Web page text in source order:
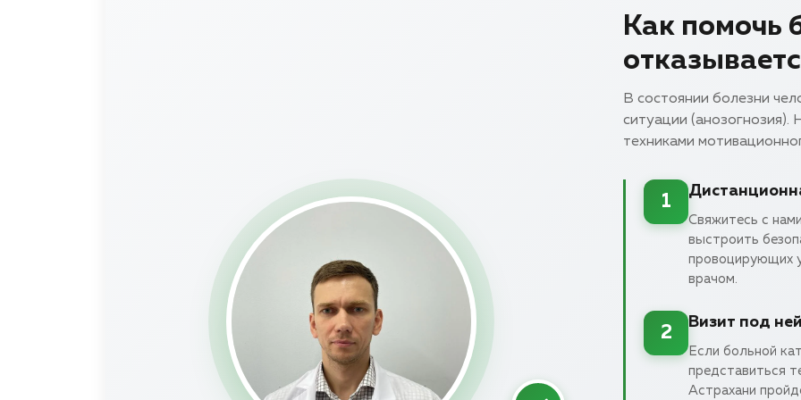
Как помочь
В состоянии болезни
ситуации
техниками
1
Свяжитесь с
выстроить
провоцирующих
врачом.
2
Визит под
Если больной
представиться
Астрахани